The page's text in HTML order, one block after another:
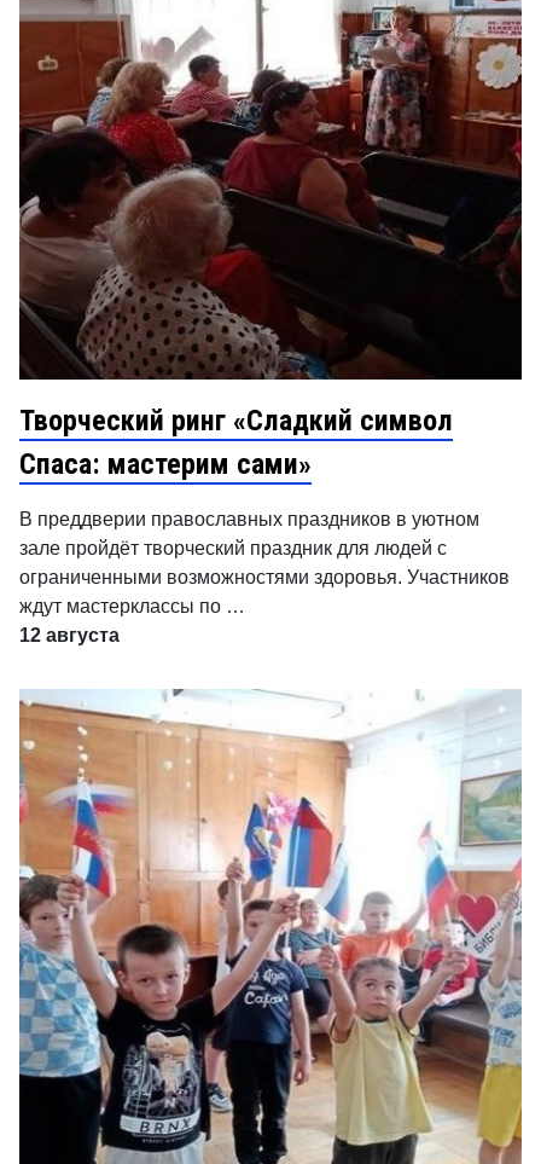
Творческий ринг «Сладкий символ
Спаса: мастерим сами»
В преддверии православных праздников в уютном
зале пройдёт творческий праздник для людей с
ограниченными возможностями здоровья. Участников
ждут мастерклассы по …
12 августа